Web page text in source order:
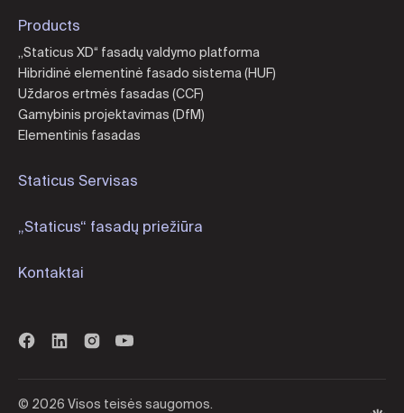
Products
„Staticus XD“ fasadų valdymo platforma
Hibridinė elementinė fasado sistema (HUF)
Uždaros ertmės fasadas (CCF)
Gamybinis projektavimas (DfM)
Elementinis fasadas
Staticus Servisas
„Staticus“ fasadų priežiūra
Kontaktai
© 2026 Visos teisės saugomos.